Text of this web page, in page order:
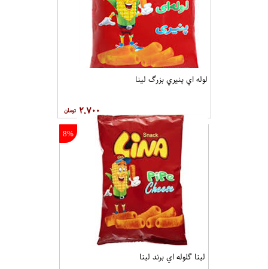
لوله اي پنيري بزرگ لينا
۲,۷۰۰
8%
لينا گلوله اي برند لینا